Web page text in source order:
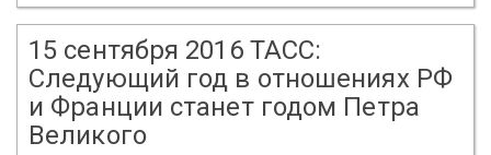
15 сентября 2016 ТАСС:
Следующий год в отношениях РФ
и Франции станет годом Петра
Великого